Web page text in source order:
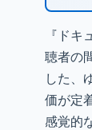
『ド
聴者の
した、
価が定
感覚的